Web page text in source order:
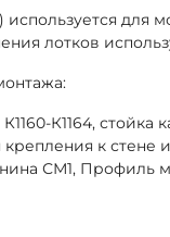
используется для
лотков
К1164, стойка
к стене
СМ1, Профиль